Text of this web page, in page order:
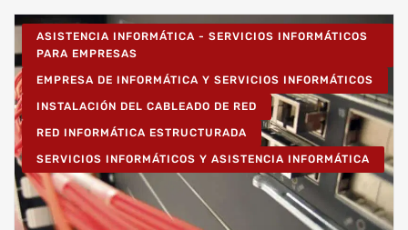
ASISTENCIA INFORMÁTICA - SERVICIOS INFORMÁTICOS
PARA EMPRESAS
EMPRESA DE INFORMÁTICA Y SERVICIOS INFORMÁTICOS
INSTALACIÓN DEL CABLEADO DE RED
RED INFORMÁTICA ESTRUCTURADA
SERVICIOS INFORMÁTICOS Y ASISTENCIA INFORMÁTICA